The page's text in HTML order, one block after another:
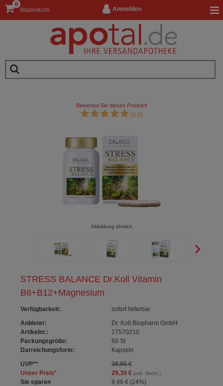
Anmelden
Warenkorb
0
STRESS BALANCE Dr.Koll Vitamin
B6+B12+Magnesium
Verfügbarkeit:
sofort lieferbar
Anbieter:
Dr. Koll Biopharm GmbH
Artikelnr.:
17570210
Packungsgröße:
60 St
Darreichungsform:
Kapseln
UVP**
38,85 €
Unser Preis* 29,39 €(inkl. MwSt.)
Sie sparen 9,46 € (24%)
Bewerten Sie dieses Produkt!
(5.0)
Abbildung ähnlich